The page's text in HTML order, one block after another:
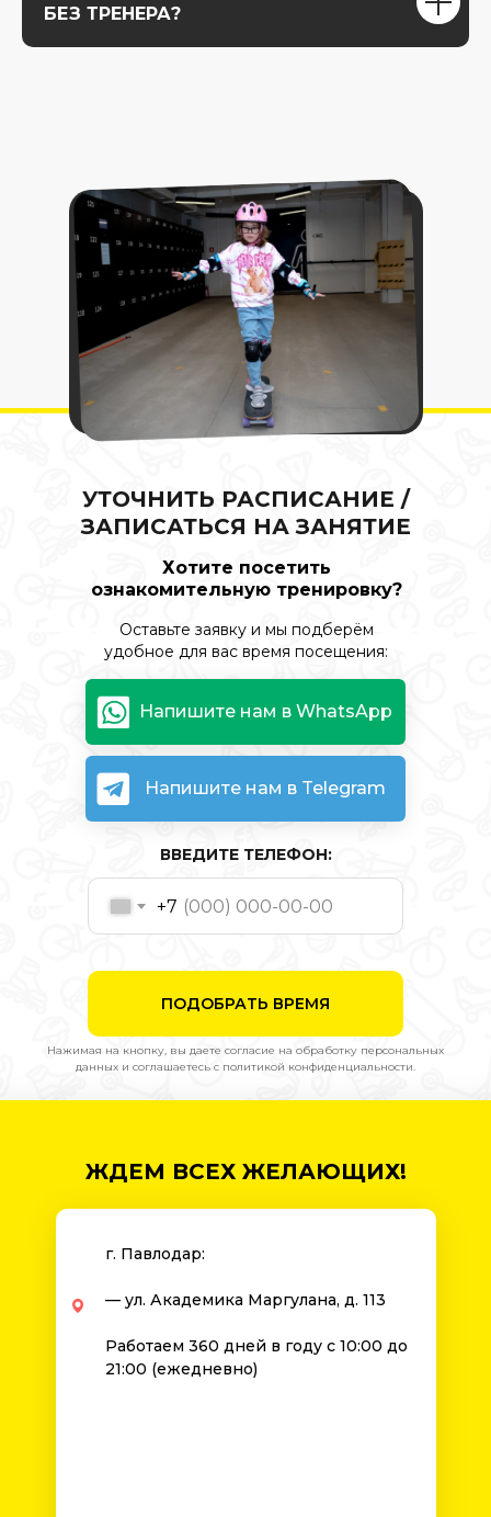
БЕЗ ТРЕНЕРА?
УТОЧНИТЬ РАСПИСАНИЕ /
ЗАПИСАТЬСЯ НА ЗАНЯТИЕ
Нажимая на кнопку, вы даете согласие на обработку персональных
данных и соглашаетесь c политикой конфиденциальности.
ВВЕДИТЕ ТЕЛЕФОН:
+7
ПОДОБРАТЬ ВРЕМЯ
Хотите посетить
ознакомительную тренировку?
Оставьте заявку и мы подберём
удобное для вас время посещения:
Напишите нам в WhatsApp
Напишите нам в Telegram
ЖДЕМ ВСЕХ ЖЕЛАЮЩИХ!
г. Павлодар:
— ул. Академика Маргулана, д. 113
Работаем 360 дней в году с 10:00 до
21:00 (ежедневно)